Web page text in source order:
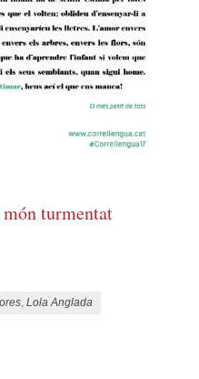
turmentat
,Lola Anglada